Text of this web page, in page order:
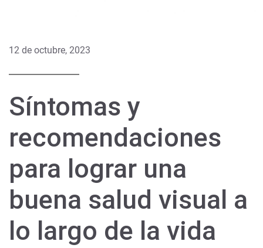
12 de octubre, 2023
Síntomas y
recomendaciones
para lograr una
buena salud visual a
lo largo de la vida